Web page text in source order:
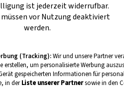
ist jederzeit widerrufbar.
vor Nutzung deaktiviert
werden.
(Tracking):Wir und unsere Partner
um personalisierte Werbung
gespeicherten Informationen für
in derListe unserer Partnersowie in den